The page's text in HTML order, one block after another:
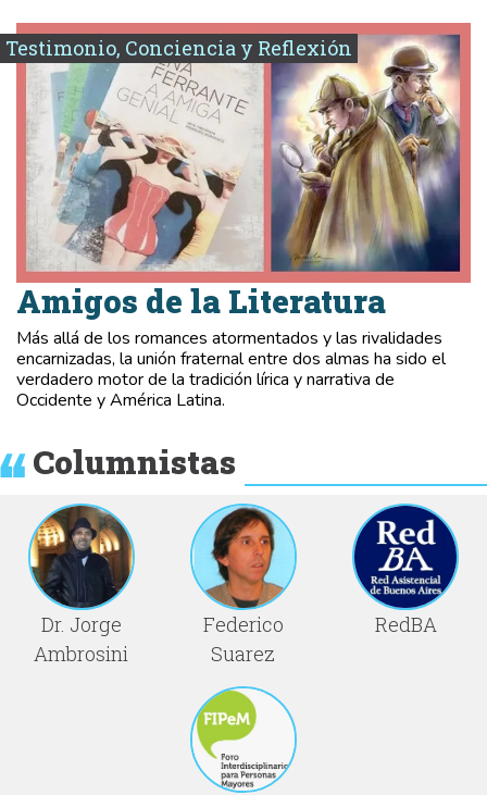
Testimonio, Conciencia y Reflexión
Amigos de la Literatura
Más allá de los romances atormentados y las rivalidades
encarnizadas, la unión fraternal entre dos almas ha sido el
verdadero motor de la tradición lírica y narrativa de
Occidente y América Latina.
Columnistas
Dr. Jorge
Ambrosini
Federico
Suarez
RedBA